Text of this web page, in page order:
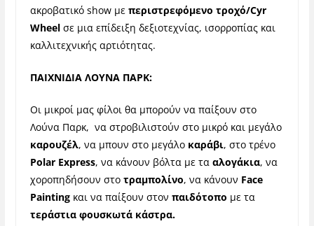
ακροβατικό show με περιστρεφόμενο τροχό/Cyr
Wheelσε μια επίδειξη δεξιοτεχνίας, ισορροπίας και
καλλιτεχνικής αρτιότητας.
ΠΑΙΧΝΙΔΙΑ ΛΟΥΝΑ ΠΑΡΚ:
Οι μικροί μας φίλοι θα μπορούν να παίξουν στο
Λούνα Παρκ, να στροβιλιστούν στο μικρό και μεγάλο
καρουζέλ, να μπουν στο μεγάλο καράβι, στο τρένο
Polar Express, να κάνουν βόλτα με τα αλογάκια, να
χοροπηδήσουν στο τραμπολίνο, να κάνουν Face
Paintingκαι να παίξουν στον παιδότοπο με τα
τεράστια φουσκωτά κάστρα.